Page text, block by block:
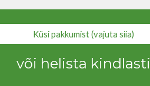
Küsi pakkumist (vajuta siia)
või helista kindlasti